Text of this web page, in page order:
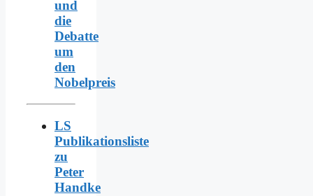
und
die
Debatte
um
den
Nobelpreis
LS
Publikationsliste
zu
Peter
Handke